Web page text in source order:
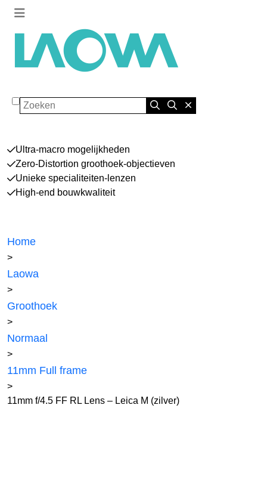
Zoeken
Ultra-macro mogelijkheden
Zero-Distortion groothoek-objectieven
Unieke specialiteiten-lenzen
High-end bouwkwaliteit
Home
>
Laowa
>
Groothoek
>
Normaal
>
11mm Full frame
>
11mm f/4.5 FF RL Lens – Leica M (zilver)